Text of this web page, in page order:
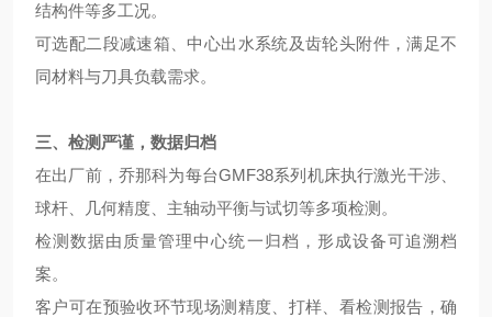
结构件等多工况。
可选配二段减速箱、中心出水系统及齿轮头附件，满足不
同材料与刀具负载需求。
三、检测严谨 ， 数据归档
在出厂前，乔那科为每台GMF38系列机床执行激光干涉、
球杆、几何精度、主轴动平衡与试切等多项检测。
检测数据由质量管理中心统一归档，形成设备可追溯档
案。
客户可在预验收环节现场测精度、打样、看检测报告，确